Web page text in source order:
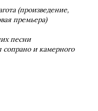
(произведение,
премьера)
песни
и камерного